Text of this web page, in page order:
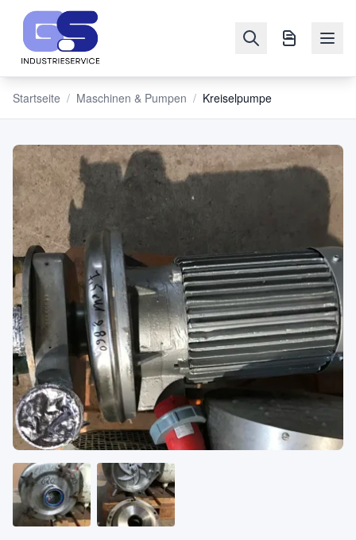
NAVIGATION
Maschinen
&
Pumpen
Verkaufen
Blog
Über
KATEGORIEN
Maschinen
Pumpen
Startseite / Maschinen & Pumpen / Kreiselpumpe